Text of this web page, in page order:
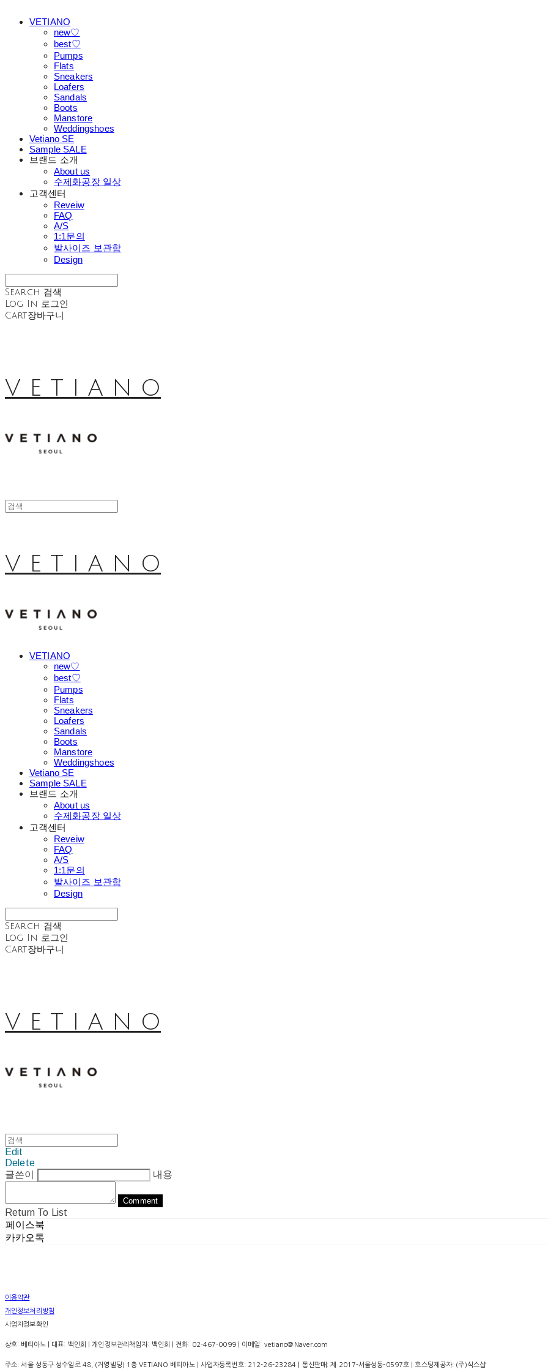
VETIANO
new♡
best♡
Pumps
Flats
Sneakers
Loafers
Sandals
Boots
Manstore
Weddingshoes
Vetiano SE
Sample SALE
브랜드 소개
About us
수제화공장 일상
고객센터
Reveiw
FAQ
A/S
1:1문의
발사이즈 보관함
Design
Search 검색
Log In 로그인
Cart장바구니
V E T I A N O
V E T I A N O
VETIANO
new♡
best♡
Pumps
Flats
Sneakers
Loafers
Sandals
Boots
Manstore
Weddingshoes
Vetiano SE
Sample SALE
브랜드 소개
About us
수제화공장 일상
고객센터
Reveiw
FAQ
A/S
1:1문의
발사이즈 보관함
Design
Search 검색
Log In 로그인
Cart장바구니
V E T I A N O
Edit
Delete
글쓴이
내용
Comment
Return To List
페이스북
카카오톡
이용약관
개인정보처리방침
사업자정보확인
상호: 베티아노 | 대표: 백인희 | 개인정보관리책임자: 백인희 | 전화: 02-467-0099 | 이메일: vetiano@Naver.com
주소: 서울 성동구 성수일로 48, (거영빌딩) 1층 VETIANO 베티아노 | 사업자등록번호: 212-26-23284 | 통신판매:제 2017-서울성동-0597호 | 호스팅제공자: (주)식스샵